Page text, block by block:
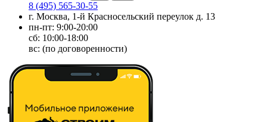
8 (495) 565-30-55
г. Москва, 1-й Красносельский переулок д. 13
пн-пт: 9:00-20:00
сб: 10:00-18:00
вс: (по договоренности)